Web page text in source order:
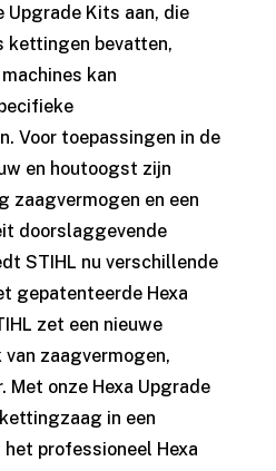
Upgrade Kits aan, die
kettingen bevatten,
kan
Voor toepassingen in de
en houtoogst zijn
zaagvermogen en een
doorslaggevende
STIHL nu verschillende
gepatenteerde Hexa
zet een nieuwe
zaagvermogen,
Met onze Hexa Upgrade
in een
professioneel Hexa